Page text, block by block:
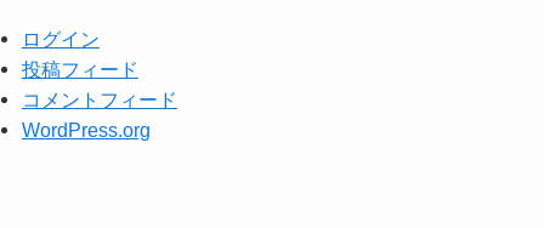
ログイン
投稿フィード
コメントフィード
WordPress.org